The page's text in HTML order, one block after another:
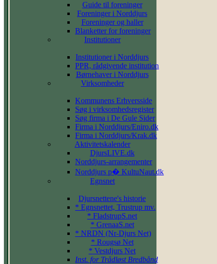
Guide til foreninger
Foreninger i Norddjurs
Foreninger og haller
Blanketter for foreninger
Institutioner
Institutioner i Norddjurs
PPR, rådgivende institution
Børnehaver i Norddjurs
Virksomheder
Kommunens Erhversside
Søg i virksomhedsregister
Søg firma i De Gule Sider
Firma i Norddjurs/Eniro.dk
Firma i Norddjurs/Krak.dk
Aktivitetskalender
DjursLIVE.dk
Norddjurs-arrangementer
Norddjurs p� KultuNaut.dk
Egnsnet
Djursnettene's historie
* Egnsnettet, Trustrup mv.
* FladstrupS.net
* GrenaaS.net
* NRDN (Nr-Djurs Net)
* Rougsø Net
* Vestdjurs Net
Inst. for Trådløst Bredbånd